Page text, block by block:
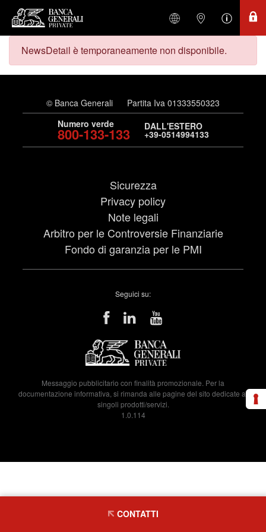
NewsDetail è temporaneamente non disponibile.
© Banca Generali
Partita Iva 01333550323
Numero verde
800-133-133 DALL'ESTERO
+39-0514994133
Sicurezza
Privacy policy
Note legali
Arbitro per le Controversie Finanziarie
Fondo di garanzia per le PMI
Seguici su:
Messaggio pubblicitario con finalità promozionale. Per la
documentazione informativa, si rimanda alle pagine del sito dedicate ai
singoli prodotti/servizi.
1.0.114
CONTATTI